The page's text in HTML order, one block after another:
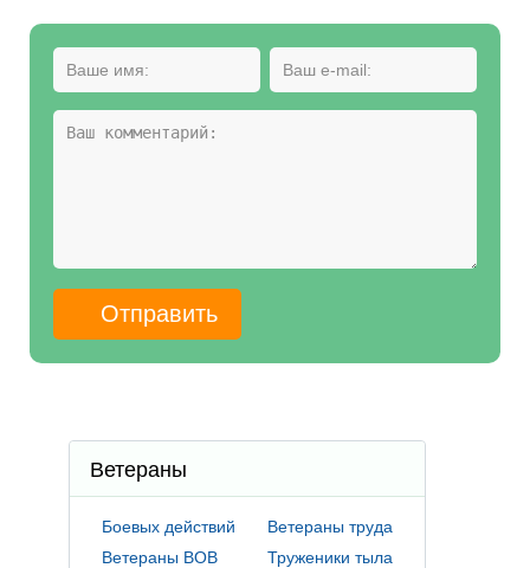
Ветераны
Боевых действий
Ветераны труда
Ветераны ВОВ
Труженики тыла